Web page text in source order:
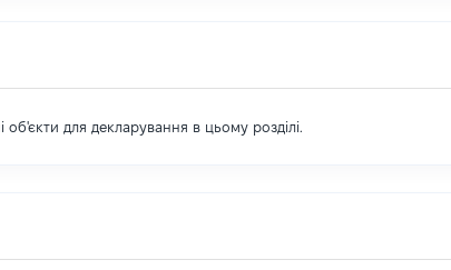
об'єкти для декларування в цьому розділі.